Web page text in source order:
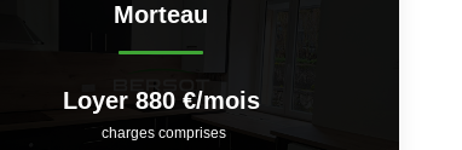
Morteau
Loyer 880 €/mois
charges comprises